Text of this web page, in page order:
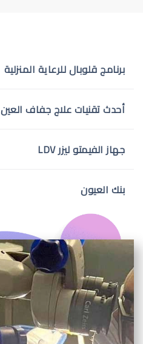
برنامج قلوبال للرعاية المنزلية
أحدث تقنيات علاج جفاف العين
جهاز الفيمتو ليزر LDV
بنك العيون